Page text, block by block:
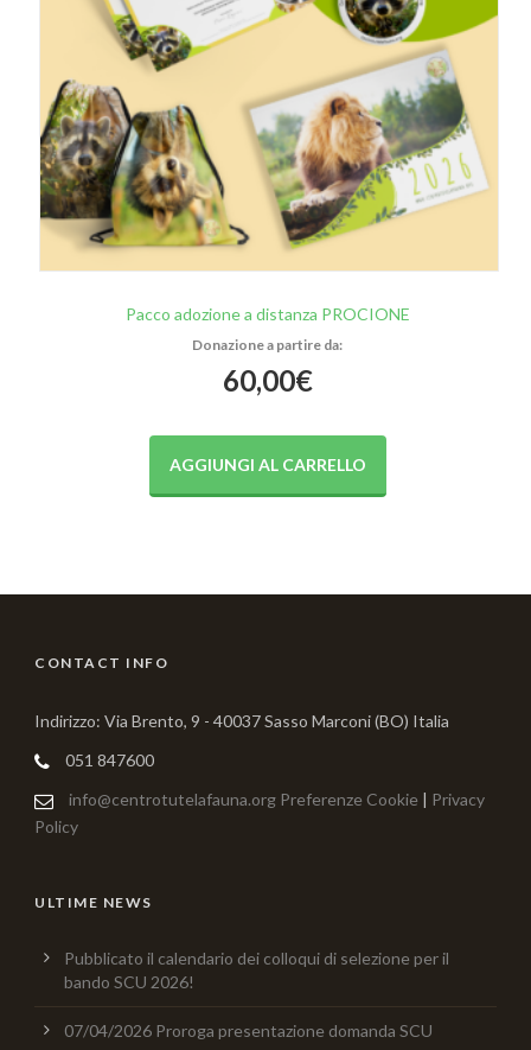
Pacco adozione a distanza PROCIONE
60,00€
AGGIUNGI AL CARRELLO
CONTACT INFO
Indirizzo: Via Brento, 9 - 40037 Sasso Marconi (BO) Italia
051 847600
info@centrotutelafauna.org Preferenze Cookie | Privacy
Policy
ULTIME NEWS
Pubblicato il calendario dei colloqui di selezione per il
bando SCU 2026!
07/04/2026 Proroga presentazione domanda SCU